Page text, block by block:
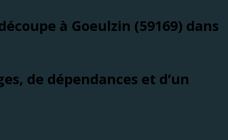
à Goeulzin (59169) dans
de dépendances et d’un